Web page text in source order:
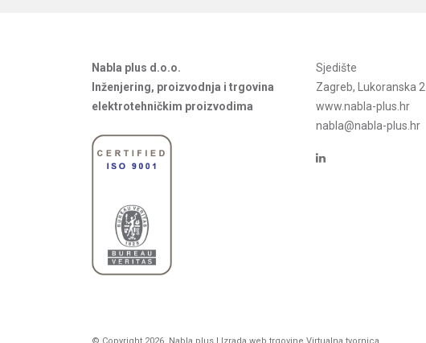
Nabla plus d.o.o.
Inženjering, proizvodnja i trgovina
elektrotehničkim proizvodima
Sjedište
Zagreb, Lukoranska 2
www.nabla-plus.hr
nabla@nabla-plus.hr